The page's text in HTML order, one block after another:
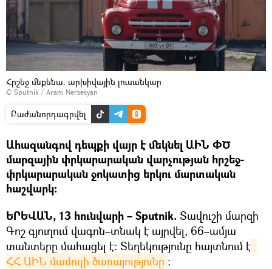
Հրշեջ մեքենա. արխիվային լուսանկար
© Sputnik / Aram Nersesyan
Բաժանորդագրվել
Ահազանգով դեպքի վայր է մեկնել ԱԻՆ ՓԾ
մարզային փրկարարական վարչության հրշեջ-
փրկարարական ջոկատից երկու մարտական
հաշվարկ։
ԵՐԵՎԱՆ, 13 հունվարի – Sputnik. Տավուշի մարզի
Գոշ գյուղում վագոն–տնակ է այրվել, 66–ամյա
տանտերը մահացել է։ Տեղեկությունը հայտնում է
ՀՀ ԱԻՆ մամուլի ծառայությունը ։